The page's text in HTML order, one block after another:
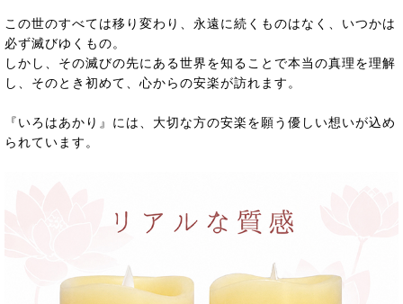
この世のすべては移り変わり、永遠に続くものはなく、いつかは
必ず滅びゆくもの。
しかし、その滅びの先にある世界を知ることで本当の真理を理解
し、そのとき初めて、心からの安楽が訪れます。
『いろはあかり』には、大切な方の安楽を願う優しい想いが込め
られています。